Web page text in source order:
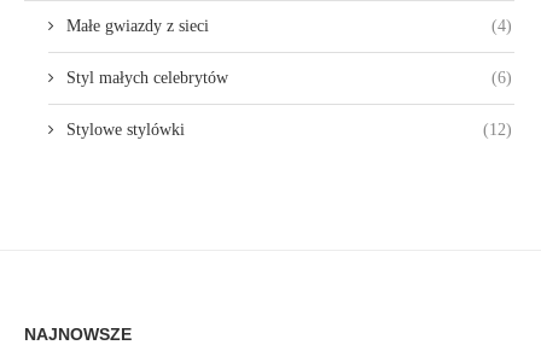
Małe gwiazdy z sieci (4)
Styl małych celebrytów (6)
Stylowe stylówki (12)
NAJNOWSZE